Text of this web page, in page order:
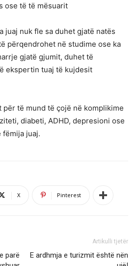
ose të të mësuarit
juaj nuk fle sa duhet gjatë natës
përqendrohet në studime ose ka
gjatë gjumit, duhet të
ekspertin tuaj të kujdesit
për të mund të çojë në komplikime
diabeti, ADHD, depresioni ose
fëmija juaj.
X Pinterest
parë
Artikulli tjetër
E ardhmja e turizmit është nën